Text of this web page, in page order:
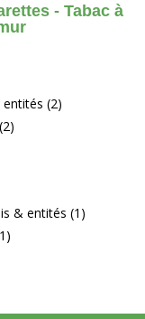
- Tabac à
(2)
& entités (1)